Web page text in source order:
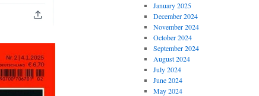
January 2025
December 2024
November 2024
October 2024
September 2024
August 2024
July 2024
June 2024
May 2024